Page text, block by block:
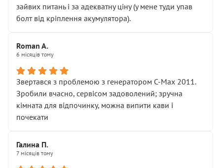
зайвих питань і за адекватну ціну (у мене туди упав
болт від кріплення акумулятора).
Roman A.
6 місяців тому
Звертався з проблемою з генератором C-Max 2011.
Зробили вчасно, сервісом задоволений; зручна
кімната для відпочинку, можна випити кави і
почекати
Галина П.
7 місяців тому